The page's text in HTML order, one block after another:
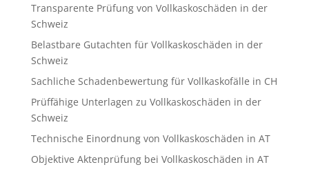
Transparente Prüfung von Vollkaskoschäden in der
Schweiz
Belastbare Gutachten für Vollkaskoschäden in der
Schweiz
Sachliche Schadenbewertung für Vollkaskofälle in CH
Prüffähige Unterlagen zu Vollkaskoschäden in der
Schweiz
Technische Einordnung von Vollkaskoschäden in AT
Objektive Aktenprüfung bei Vollkaskoschäden in AT